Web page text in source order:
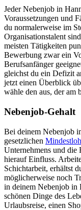
Jeder Nebenjob in
Voraussetzungen und
du normalerweise im
Organisationstalent
meisten Tätigkeiten
Bewerbung zwar ein
Berufsanfänger
gleichst du ein Defizit
jetzt einen Überblick
wähle den aus, der am
Nebenjob-Gehalt
Bei deinem Nebenjob
gesetzlichen
Unternehmens und die
hierauf Einfluss.
Schichtarbeit, erhältst
möglicherweise noch
in deinem Nebenjob in
schönen Dinge des
Urlaubsreise, einen